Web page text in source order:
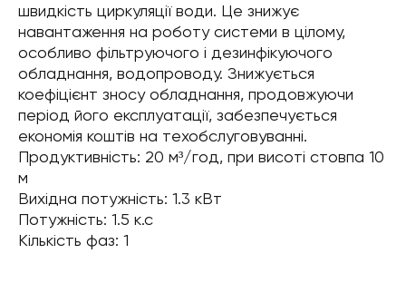
швидкість циркуляції води. Це знижує
навантаження на роботу системи в цілому,
особливо фільтруючого і дезинфікуючого
обладнання, водопроводу. Знижується
коефіцієнт зносу обладнання, продовжуючи
період його експлуатації, забезпечується
економія коштів на техобслуговуванні.
Продуктивність: 20 м³/год, при висоті стовпа 10
м
Вихідна потужність: 1.3 кВт
Потужність: 1.5 к.с
Кількість фаз: 1